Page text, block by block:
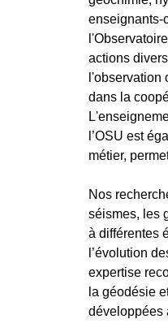
enseignants-
actions
l'observation
dans la
l’OSU est
métier,
Nos
séismes, les
à différentes
l’évolution
expertise
la géodésie
développées